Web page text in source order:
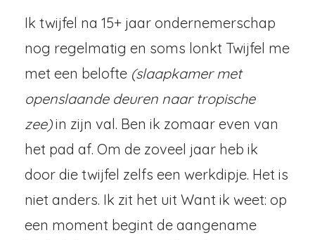
Ik twijfel na 15+ jaar ondernemerschap
nog regelmatig en soms lonkt Twijfel me
met een belofte (slaapkamer met
openslaande deuren naar tropische
zee)in zijn val. Ben ik zomaar even van
het pad af. Om de zoveel jaar heb ik
door die twijfel zelfs een werkdipje. Het is
niet anders. Ik zit het uit Want ik weet: op
een moment begint de aangename